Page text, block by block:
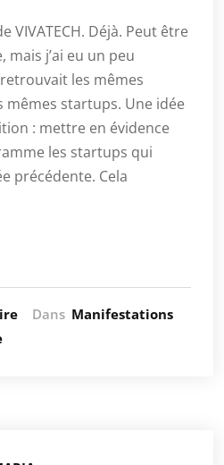
VIVATECH. Déjà. Peut être
mais j’ai eu un peu
les mêmes
mêmes startups. Une idée
: mettre en évidence
les startups qui
précédente. Cela
Dans Manifestations